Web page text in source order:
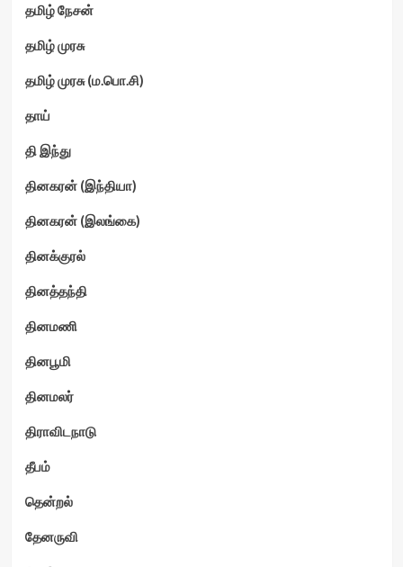
தமிழ் நேசன்
தமிழ் முரசு
தமிழ் முரசு (ம.பொ.சி)
தாய்
தி இந்து
தினகரன் (இந்தியா)
தினகரன் (இலங்கை)
தினக்குரல்
தினத்தந்தி
தினமணி
தினபூமி
தினமலர்
திராவிடநாடு
தீபம்
தென்றல்
தேனருவி